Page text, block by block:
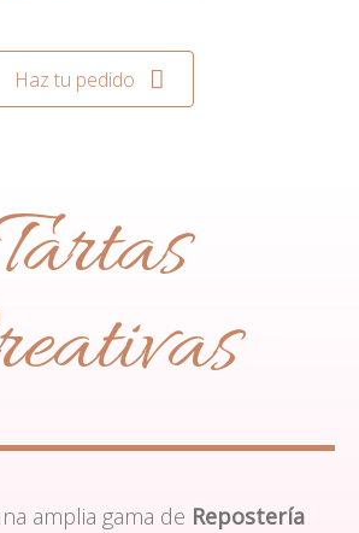
Haz tu pedido
amplia gama de Repostería